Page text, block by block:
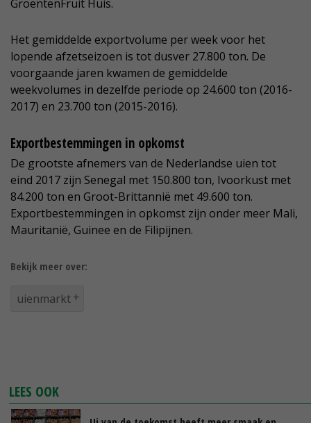
GroentenFruit Huis.
Het gemiddelde exportvolume per week voor het
lopende afzetseizoen is tot dusver 27.800 ton. De
voorgaande jaren kwamen de gemiddelde
weekvolumes in dezelfde periode op 24.600 ton (2016-
2017) en 23.700 ton (2015-2016).
Exportbestemmingen in opkomst
De grootste afnemers van de Nederlandse uien tot
eind 2017 zijn Senegal met 150.800 ton, Ivoorkust met
84.200 ton en Groot-Brittannië met 49.600 ton.
Exportbestemmingen in opkomst zijn onder meer Mali,
Mauritanië, Guinee en de Filipijnen.
Bekijk meer over:
uienmarkt
LEES OOK